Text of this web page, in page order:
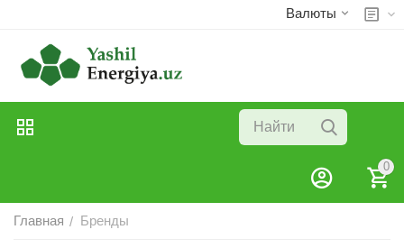
Валюты
0
Главная / Бренды